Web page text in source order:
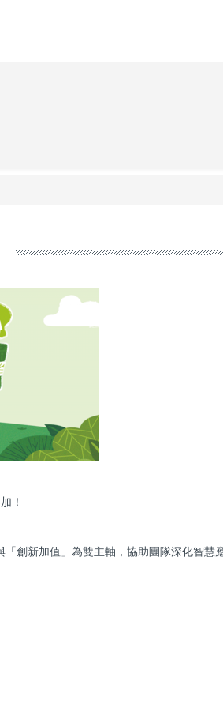
！
創新加值」為雙主軸，協助團隊深化智慧